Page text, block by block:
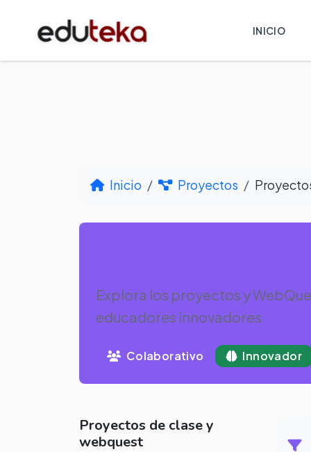
INICIO
Inicio Proyectos
Explora los proyectos y
educadores innovadores
Colaborativo Innovador
Proyectos de clase y
webquest